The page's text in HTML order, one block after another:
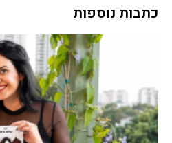
כתבות נוספות